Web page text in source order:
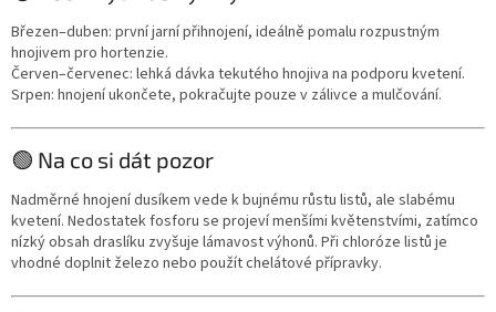
Březen–duben: první jarní přihnojení, ideálně pomalu rozpustným
hnojivem pro hortenzie.
Červen–červenec: lehká dávka tekutého hnojiva na podporu kvetení.
Srpen: hnojení ukončete, pokračujte pouze v zálivce a mulčování.
🟢 Na co si dát pozor
Nadměrné hnojení dusíkem vede k bujnému růstu listů, ale slabému
kvetení. Nedostatek fosforu se projeví menšími květenstvími, zatímco
nízký obsah draslíku zvyšuje lámavost výhonů. Při chloróze listů je
vhodné doplnit železo nebo použít chelátové přípravky.